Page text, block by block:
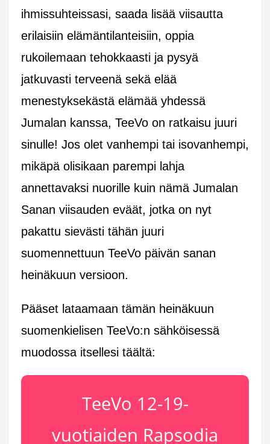
ihmissuhteissasi, saada lisää viisautta
erilaisiin elämäntilanteisiin, oppia
rukoilemaan tehokkaasti ja pysyä
jatkuvasti terveenä sekä elää
menestyksekästä elämää yhdessä
Jumalan kanssa, TeeVo on ratkaisu juuri
sinulle! Jos olet vanhempi tai isovanhempi,
mikäpä olisikaan parempi lahja
annettavaksi nuorille kuin nämä Jumalan
Sanan viisauden eväät, jotka on nyt
pakattu sievästi tähän juuri
suomennettuun TeeVo päivän sanan
heinäkuun versioon.
Pääset lataamaan tämän heinäkuun
suomenkielisen TeeVo:n sähköisessä
muodossa itsellesi täältä:
TeeVo 12-19-
vuotiaiden Rapsodia